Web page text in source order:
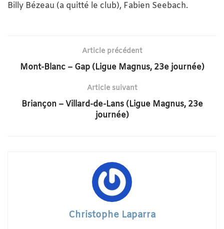
Billy Bézeau (a quitté le club), Fabien Seebach.
Article précédent
Mont-Blanc – Gap (Ligue Magnus, 23e journée)
Article suivant
Briançon – Villard-de-Lans (Ligue Magnus, 23e
journée)
Christophe Laparra